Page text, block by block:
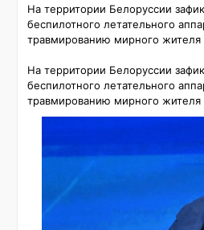
На территории Белоруссии
беспилотного летательного
травмированию мирного жителя
На территории Белоруссии
беспилотного летательного
травмированию мирного жителя